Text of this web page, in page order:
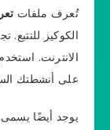
تُعرف ملفات
الكوكيز
الانترنت.
على أنشطتك
يوجد أيضًا